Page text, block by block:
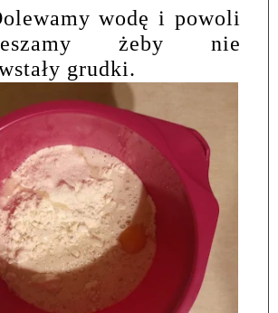
wodę i powoli
żeby nie
grudki.